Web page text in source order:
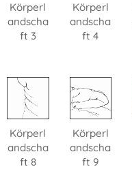
Körperl
andscha
ft 3
Körperl
andscha
ft 4
Körperl
andscha
ft 8
Körperl
andscha
ft 9